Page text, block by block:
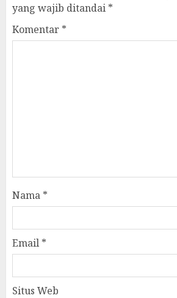
yang wajib ditandai *
Komentar *
Nama *
Email *
Situs Web